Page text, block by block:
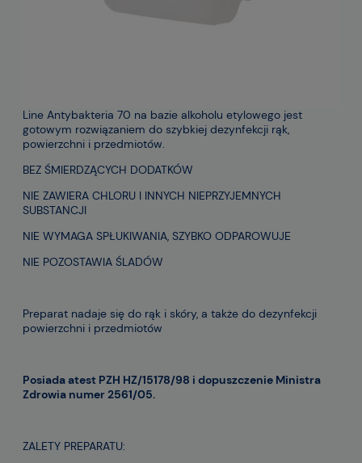
Line Antybakteria 70 na bazie alkoholu etylowego jest
gotowym rozwiązaniem do szybkiej dezynfekcji rąk,
powierzchni i przedmiotów.
BEZ ŚMIERDZĄCYCH DODATKÓW
NIE ZAWIERA CHLORU I INNYCH NIEPRZYJEMNYCH
SUBSTANCJI
NIE WYMAGA SPŁUKIWANIA, SZYBKO ODPAROWUJE
NIE POZOSTAWIA ŚLADÓW
Preparat nadaje się do rąk i skóry, a także do dezynfekcji
powierzchni i przedmiotów
Posiada atest PZH HZ/15178/98 i dopuszczenie Ministra
Zdrowia numer 2561/05.
ZALETY PREPARATU: